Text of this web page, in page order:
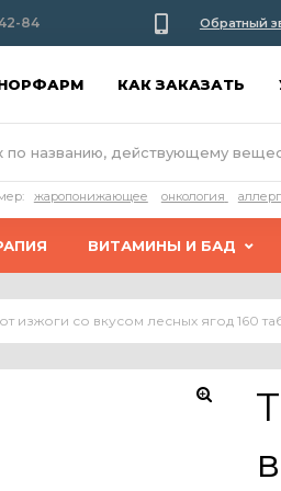
84 Обратный
КАК ЗАКАЗАТЬ
жаропонижающее онкология
ВИТАМИНЫ И БАД
изжоги со вкусом лесных ягод 160